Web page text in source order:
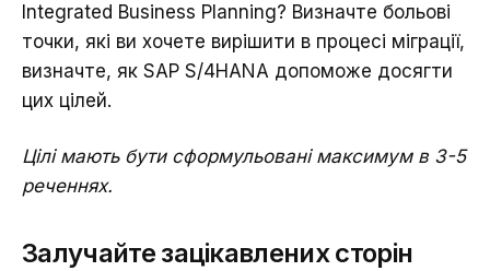
Integrated Business Planning? Визначте больові
точки, які ви хочете вирішити в процесі міграції,
визначте, як SAP S/4HANA допоможе досягти
цих цілей.
Цілі мають бути сформульовані максимум в 3-5
реченнях.
Залучайте зацікавлених сторін